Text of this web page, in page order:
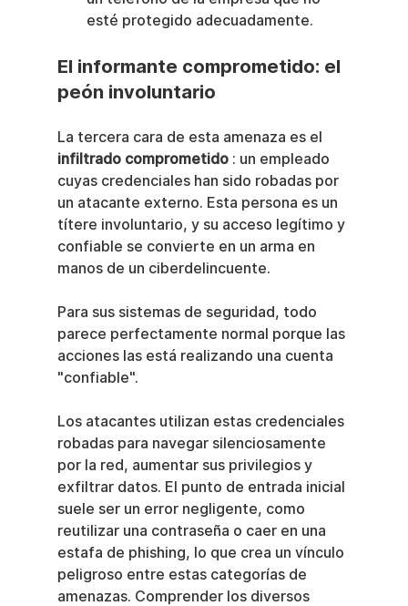
esté protegido adecuadamente.
El informante comprometido: el
peón involuntario
La tercera cara de esta amenaza es el
infiltrado comprometido : un empleado
cuyas credenciales han sido robadas por
un atacante externo. Esta persona es un
títere involuntario, y su acceso legítimo y
confiable se convierte en un arma en
manos de un ciberdelincuente.
Para sus sistemas de seguridad, todo
parece perfectamente normal porque las
acciones las está realizando una cuenta
"confiable".
Los atacantes utilizan estas credenciales
robadas para navegar silenciosamente
por la red, aumentar sus privilegios y
exfiltrar datos. El punto de entrada inicial
suele ser un error negligente, como
reutilizar una contraseña o caer en una
estafa de phishing, lo que crea un vínculo
peligroso entre estas categorías de
amenazas. Comprender los diversos